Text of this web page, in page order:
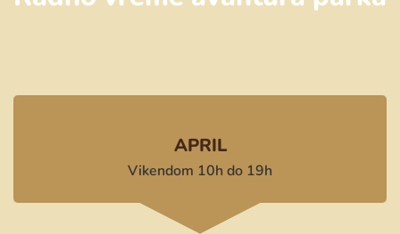
APRIL
Vikendom 10h do 19h